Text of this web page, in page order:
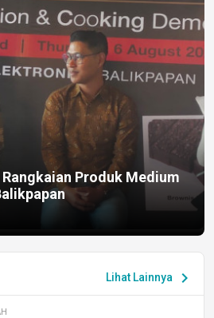
Rangkaian Produk Medium
Lihat Lainnya chevron_right